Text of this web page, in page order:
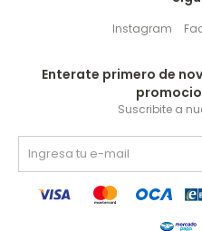
Instagram
Enterate primero de
Suscribite a